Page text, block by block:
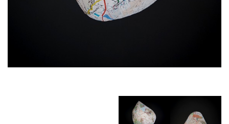
חדשות מחלקת אמנות | דצמבר
קרא עוד >